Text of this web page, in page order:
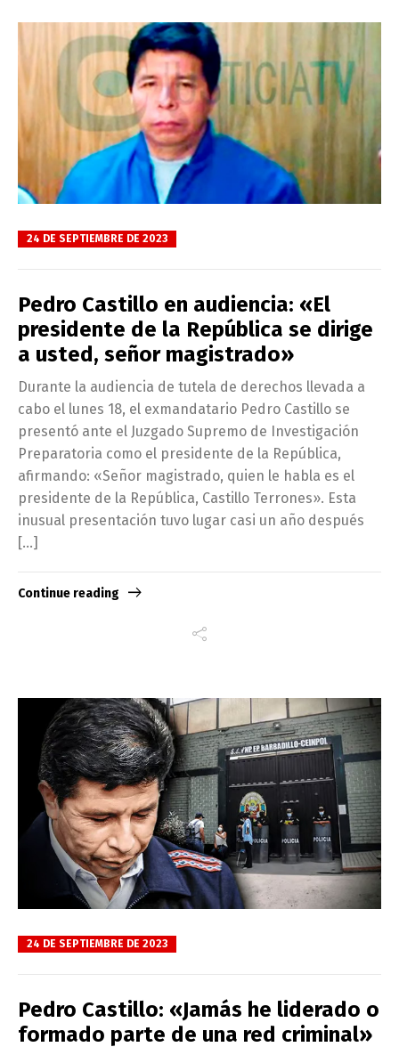
24 DE SEPTIEMBRE DE 2023
Pedro Castillo en audiencia: «El
presidente de la República se dirige
a usted, señor magistrado»
Durante la audiencia de tutela de derechos llevada a
cabo el lunes 18, el exmandatario Pedro Castillo se
presentó ante el Juzgado Supremo de Investigación
Preparatoria como el presidente de la República,
afirmando: «Señor magistrado, quien le habla es el
presidente de la República, Castillo Terrones». Esta
inusual presentación tuvo lugar casi un año después
[…]
Continue reading
24 DE SEPTIEMBRE DE 2023
Pedro Castillo: «Jamás he liderado o
formado parte de una red criminal»